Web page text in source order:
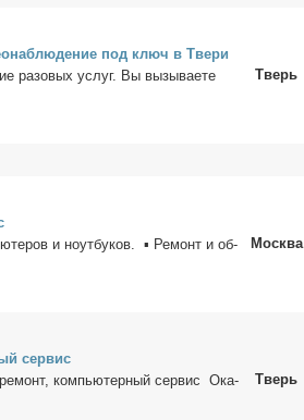
под ключ в Тве­ри
ра­зо­вых услуг. Вы вы­зы­ва­е­те
Тверь
и но­ут­бу­ков. ▪ Ре­монт и об­
Москва
сер­вис
ком­пью­тер­ный сер­вис Ока­
Тверь